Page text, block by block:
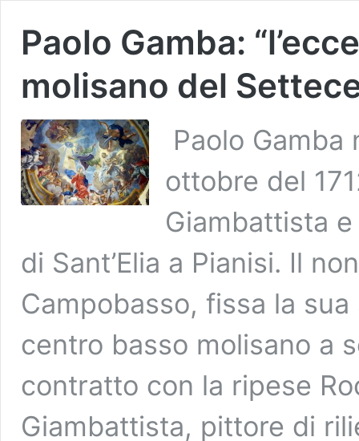
Paolo Gamba:
molisano del
Paolo
ottobre del
Giambattista
di Sant’Elia a Pianisi. Il
Campobasso, fissa la
centro basso molisano a
contratto con la ripese
Giambattista, pittore di